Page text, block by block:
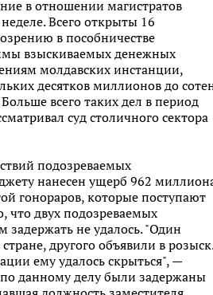
в отношении магистратов
Всего открыты 16
в пособничестве
взыскиваемых денежных
молдавских инстанции,
десятков миллионов до
всего таких дел в период
суд столичного сектора
подозреваемых
нанесен ущерб 962
гонораров, которые поступают
что двух подозреваемых
задержать не удалось. "Один
другого объявили в розыск.
ему удалось скрыться", —
данному делу были задержаны